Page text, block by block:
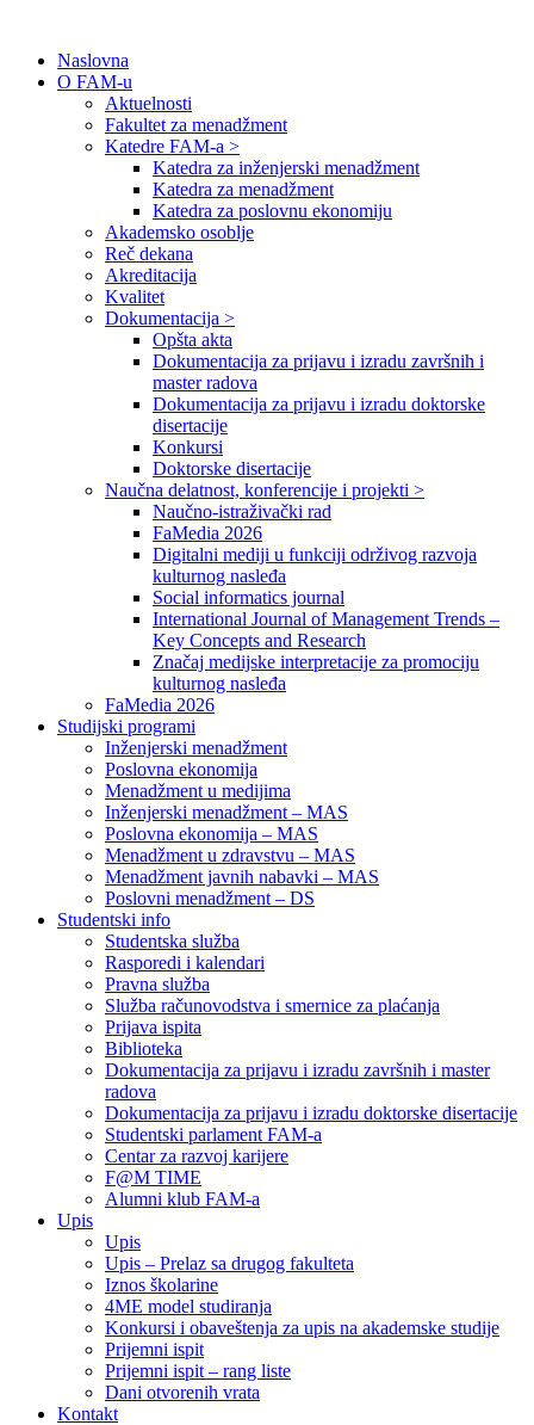
Naslovna
O FAM-u
Aktuelnosti
Fakultet za menadžment
Katedre FAM-a >
Katedra za inženjerski menadžment
Katedra za menadžment
Katedra za poslovnu ekonomiju
Akademsko osoblje
Reč dekana
Akreditacija
Kvalitet
Dokumentacija >
Opšta akta
Dokumentacija za prijavu i izradu završnih i
master radova
Dokumentacija za prijavu i izradu doktorske
disertacije
Konkursi
Doktorske disertacije
Naučna delatnost, konferencije i projekti >
Naučno-istraživački rad
FaMedia 2026
Digitalni mediji u funkciji održivog razvoja
kulturnog nasleđa
Social informatics journal
International Journal of Management Trends –
Key Concepts and Research
Značaj medijske interpretacije za promociju
kulturnog nasleđa
FaMedia 2026
Studijski programi
Inženjerski menadžment
Poslovna ekonomija
Menadžment u medijima
Inženjerski menadžment – MAS
Poslovna ekonomija – MAS
Menadžment u zdravstvu – MAS
Menadžment javnih nabavki – MAS
Poslovni menadžment – DS
Studentski info
Studentska služba
Rasporedi i kalendari
Pravna služba
Služba računovodstva i smernice za plaćanja
Prijava ispita
Biblioteka
Dokumentacija za prijavu i izradu završnih i master
radova
Dokumentacija za prijavu i izradu doktorske disertacije
Studentski parlament FAM-a
Centar za razvoj karijere
F@M TIME
Alumni klub FAM-a
Upis
Upis
Upis – Prelaz sa drugog fakulteta
Iznos školarine
4ME model studiranja
Konkursi i obaveštenja za upis na akademske studije
Prijemni ispit
Prijemni ispit – rang liste
Dani otvorenih vrata
Kontakt